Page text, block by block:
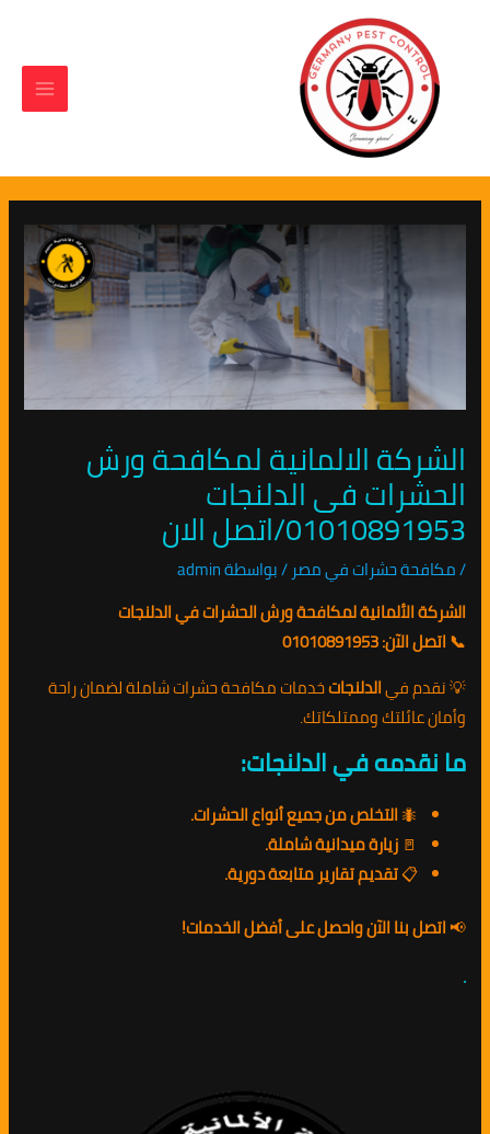
المحتوى
الشركة الالمانية لمكافحة ورش
الحشرات فى الدلنجات
01010891953/اتصل الان
/مكافحة حشرات في مصر / بواسطةadmin
الشركة الألمانية لمكافحة ورش الحشرات في الدلنجات
📞 اتصل الآن: 01010891953
💡 نقدم فيالدلنجاتخدمات مكافحة حشرات شاملة لضمان راحة
وأمان عائلتك وممتلكاتك.
ما نقدمه في الدلنجات:
🐜التخلص من جميع أنواع الحشرات.
🚪زيارة ميدانية شاملة.
📋تقديم تقارير متابعة دورية.
📢اتصل بنا الآن واحصل على أفضل الخدمات!
.
navigation